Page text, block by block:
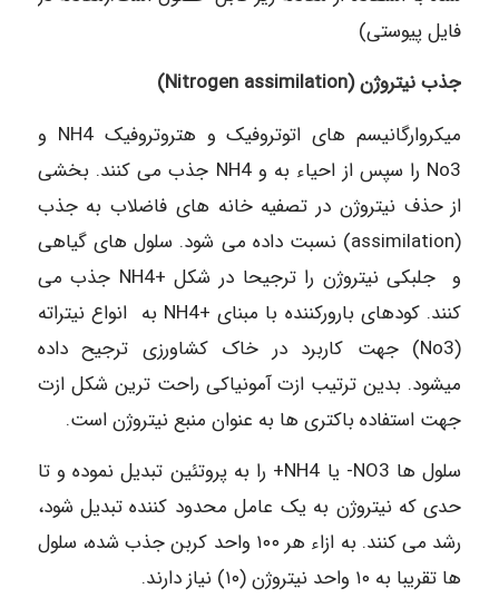
فایل پیوستی)
جذب نیتروژن (Nitrogen assimilation)
میکروارگانیسم های اتوتروفیک و هتروتروفیک NH4 و
No3 را سپس از احیاء به و NH4 جذب می کنند. بخشی
از حذف نیتروژن در تصفیه خانه های فاضلاب به جذب
(assimilation) نسبت داده می شود. سلول های گیاهی
و جلبکی نیتروژن را ترجیحا در شکل +NH4 جذب می
کنند. کودهای بارورکننده با مبنای +NH4 به انواع نیتراته
(No3) جهت کاربرد در خاک کشاورزی ترجیح داده
میشود. بدین ترتیب ازت آمونیاکی راحت ترین شکل ازت
جهت استفاده باکتری ها به عنوان منبع نیتروژن است.
سلول ها NO3- یا NH4+ را به پروتئین تبدیل نموده و تا
حدی که نیتروژن به یک عامل محدود کننده تبدیل شود،
رشد می کنند. به ازاء هر ۱۰۰ واحد کربن جذب شده، سلول
ها تقریبا به ۱۰ واحد نیتروژن (۱۰) نیاز دارند.